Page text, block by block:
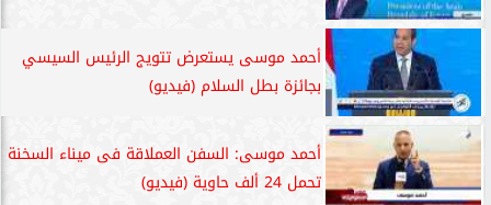
أحمد موسى يستعرض تتويج الرئيس السيسي
بجائزة بطل السلام (فيديو)
أحمد موسى: السفن العملاقة فى ميناء السخنة
تحمل 24 ألف حاوية (فيديو)